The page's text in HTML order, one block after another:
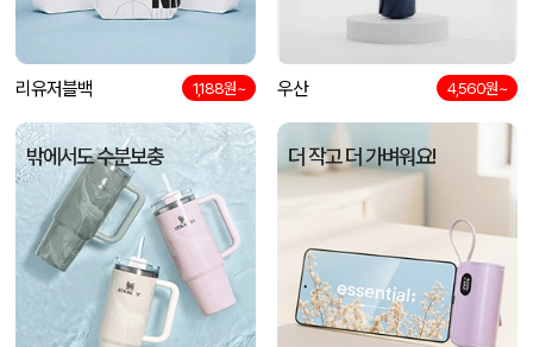
리유저블백 1,188원~ 우산 4,560원~
밖에서도 수분보충 더 작고 더 가벼워요!